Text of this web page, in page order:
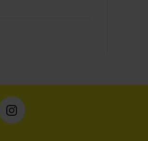
Isännöintiliitto